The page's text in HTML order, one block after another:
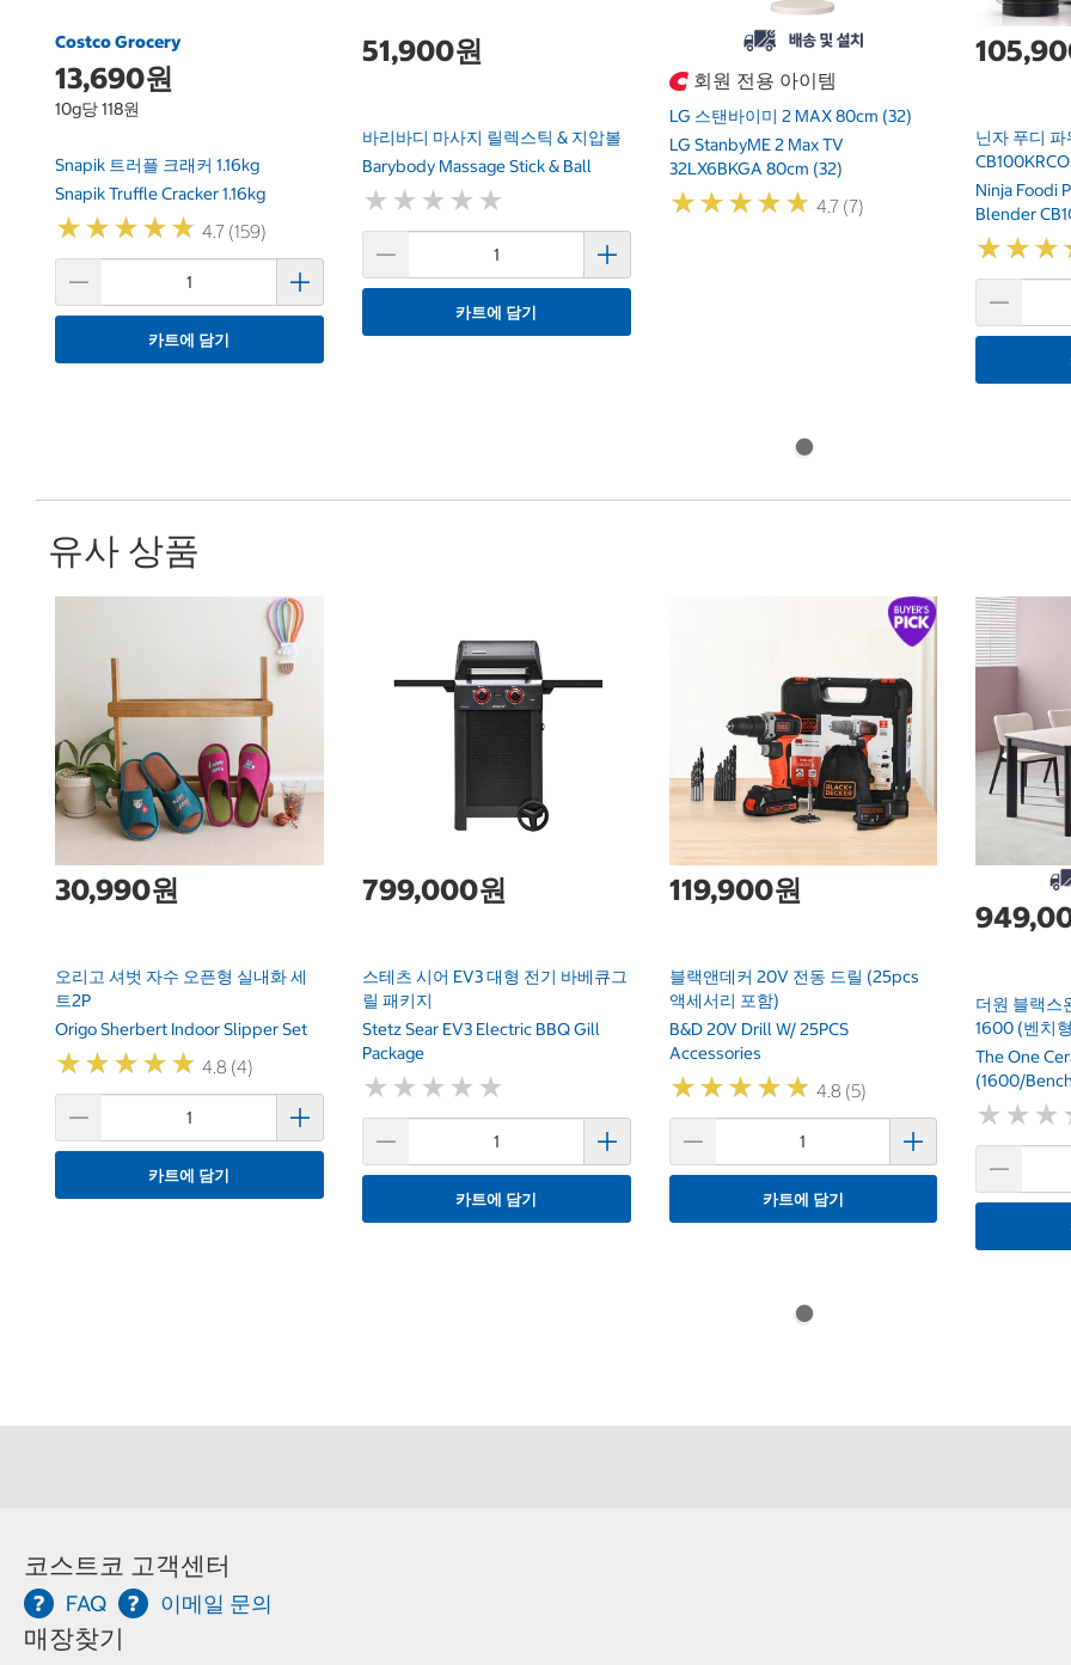
Costco Grocery
13,690원
10g당 118원
Snapik 트러플 크래커 1.16kg
Snapik Truffle Cracker 1.16kg
★★★★★
★★★★★ 4.7 (159)
카트에 담기
51,900원
바리바디 마사지 릴렉스틱 & 지압볼
Barybody Massage Stick & Ball
★ ★ ★ ★ ★
★ ★ ★ ★ ★
카트에 담기
회원 전용 아이템
LG 스탠바이미 2 MAX 80cm (32)
LG StanbyME 2 Max TV
32LX6BKGA 80cm (32)
★★★★★
★★★★★ 4.7 (7)
닌자 푸디
CB100KRCO
Ninja Foodi
Blender
★★★
★★★
유사 상품
30,990원
오리고 셔벗 자수 오픈형 실내화 세
트2P
Origo Sherbert Indoor Slipper Set
★★★★★
★★★★★ 4.8 (4)
카트에 담기
799,000원
스테츠 시어 EV3 대형 전기 바베큐그
릴 패키지
Stetz Sear EV3 Electric BBQ Gill
Package
★ ★ ★ ★ ★
★ ★ ★ ★ ★
카트에 담기
119,900원
블랙앤데커 20V 전동 드릴 (25pcs
액세서리 포함)
B&D 20V Drill W/ 25PCS
Accessories
★★★★★
★★★★★ 4.8 (5)
카트에 담기
더원 블랙스
1600 (벤치
The One
(1600/
★ ★ ★
★ ★ ★
코스트코 고객센터
FAQ 이메일 문의
매장찾기